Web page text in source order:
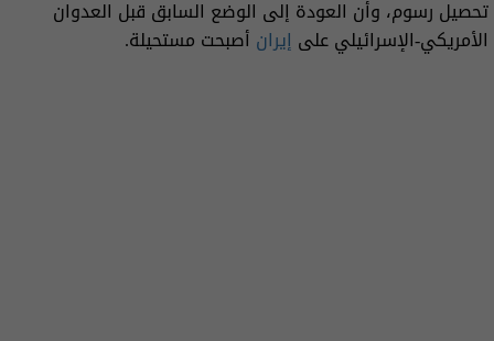
تحصيل رسوم، وأن العودة إلى الوضع السابق قبل العدوان
الأمريكي-الإسرائيلي على إيران أصبحت مستحيلة.